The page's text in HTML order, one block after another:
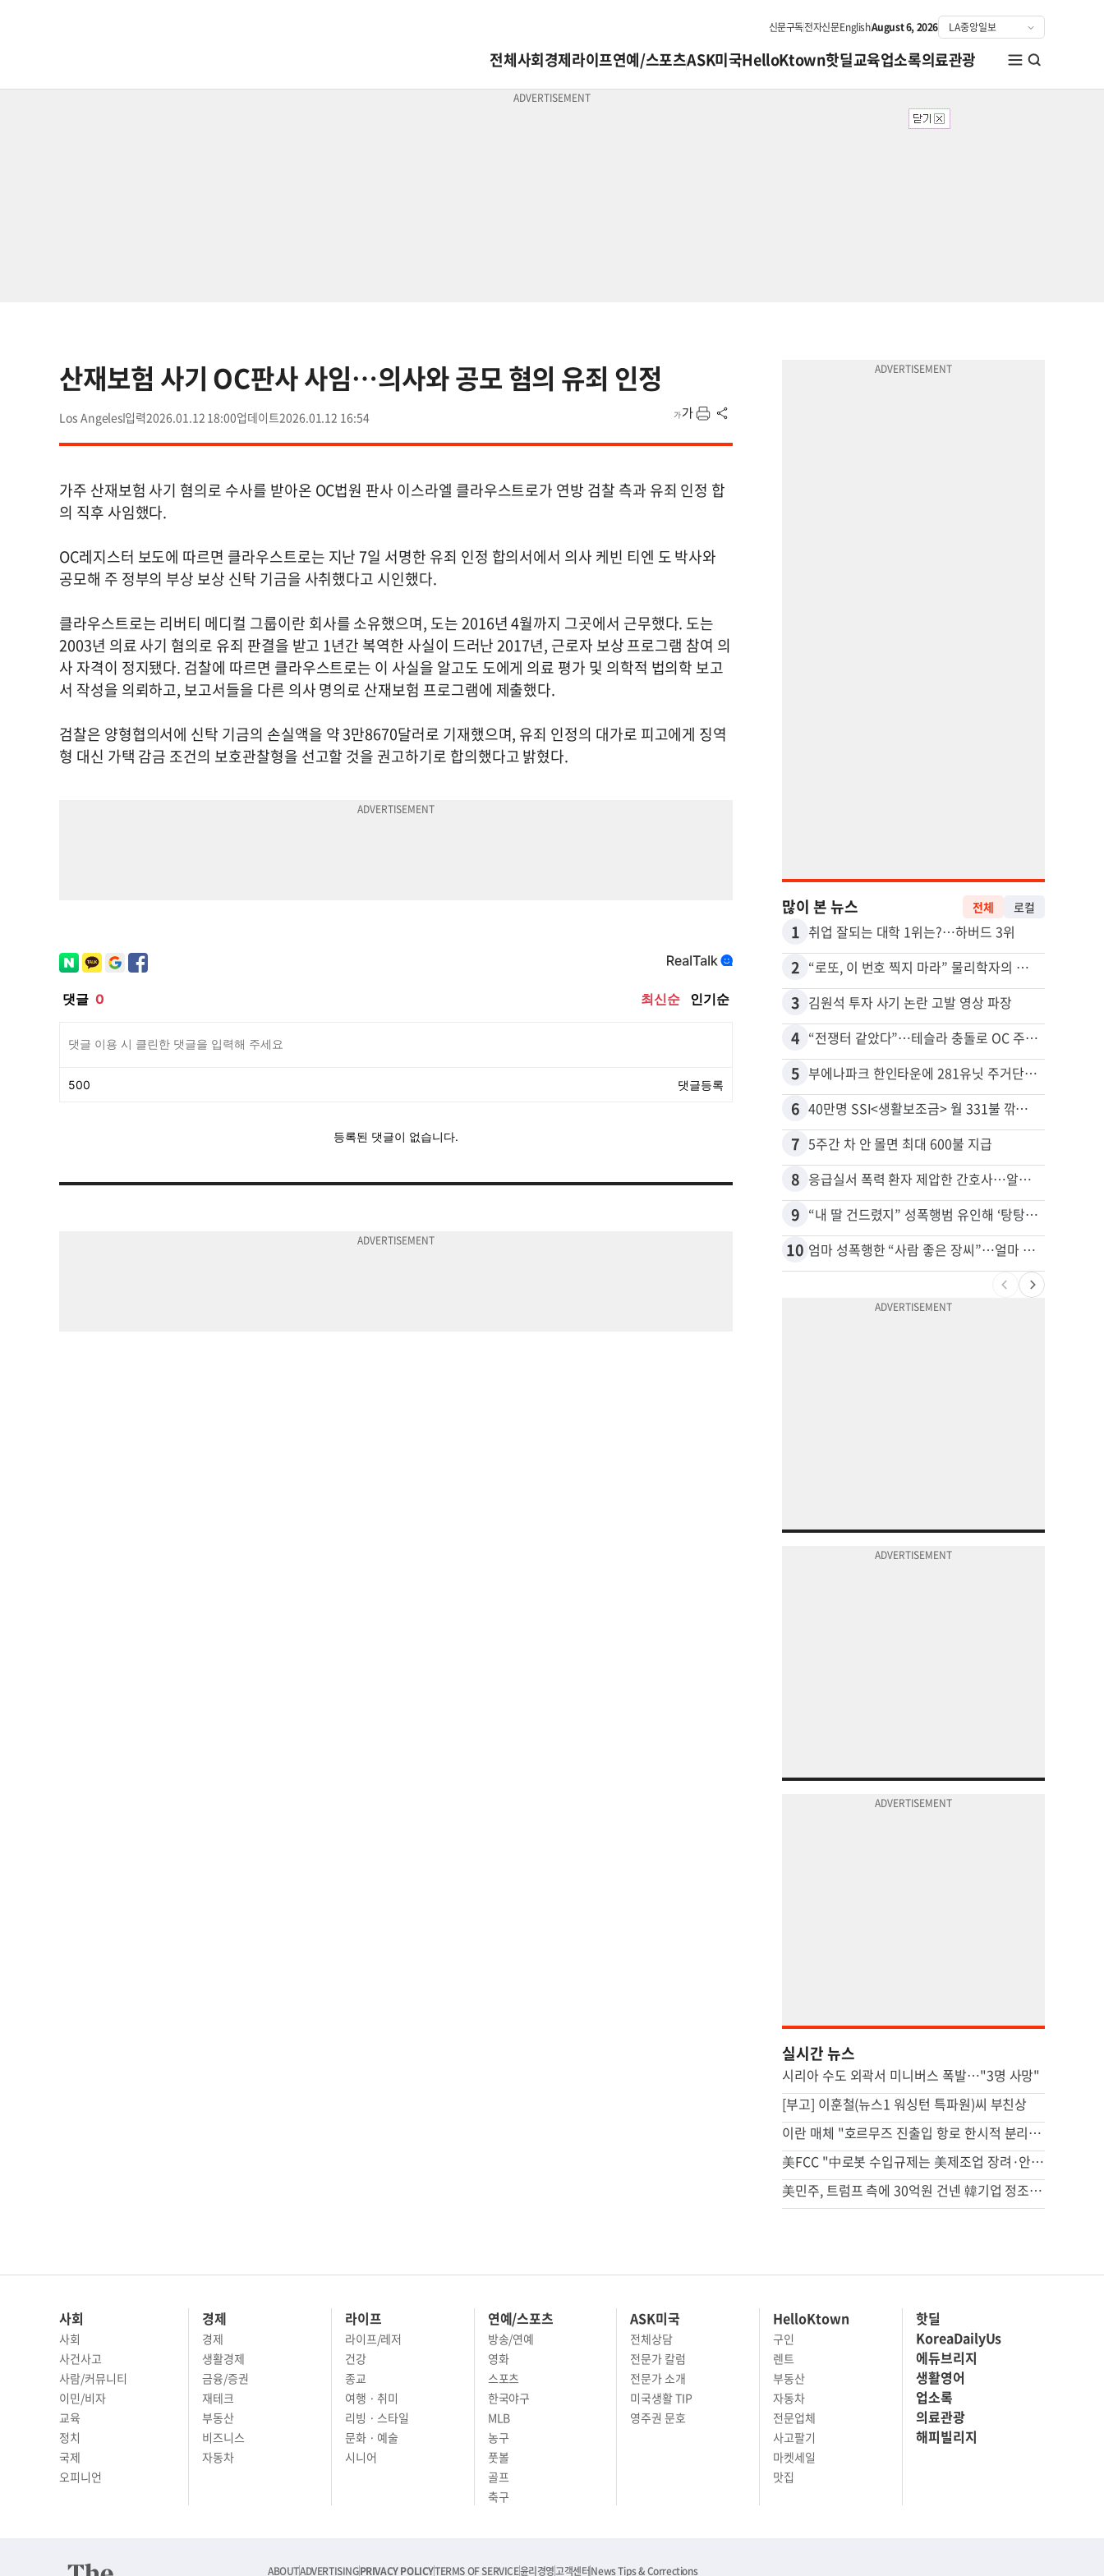
신문구독전자신문EnglishAugust 6, 2026
전체사회경제라이프연예/스포츠ASK미국HelloKtown핫딜교육업소록의료관광
산재보험 사기 OC판사 사임…의사와 공모 혐의 유죄 인정
Los Angeles 2026.01.12 18:00 2026.01.12 16:54
가주 산재보험 사기 혐의로 수사를 받아온 OC법원 판사 이스라엘 클라우스트로가 연방 검찰 측과 유죄 인정 합
의 직후 사임했다.
OC레지스터 보도에 따르면 클라우스트로는 지난 7일 서명한 유죄 인정 합의서에서 의사 케빈 티엔 도 박사와
공모해 주 정부의 부상 보상 신탁 기금을 사취했다고 시인했다.
클라우스트로는 리버티 메디컬 그룹이란 회사를 소유했으며, 도는 2016년 4월까지 그곳에서 근무했다. 도는
2003년 의료 사기 혐의로 유죄 판결을 받고 1년간 복역한 사실이 드러난 2017년, 근로자 보상 프로그램 참여 의
사 자격이 정지됐다. 검찰에 따르면 클라우스트로는 이 사실을 알고도 도에게 의료 평가 및 의학적 법의학 보고
서 작성을 의뢰하고, 보고서들을 다른 의사 명의로 산재보험 프로그램에 제출했다.
검찰은 양형협의서에 신탁 기금의 손실액을 약 3만8670달러로 기재했으며, 유죄 인정의 대가로 피고에게 징역
형 대신 가택 감금 조건의 보호관찰형을 선고할 것을 권고하기로 합의했다고 밝혔다.
많이 본 뉴스 전체 로컬
1 취업 잘되는 대학 1위는?…하버드 3위
2 “로또, 이 번호 찍지 마라” 물리학자의 당첨금 높이는 비밀
3 김원석 투자 사기 논란 고발 영상 파장
4 “전쟁터 같았다”…테슬라 충돌로 OC 주택 4채 파손
5 부에나파크 한인타운에 281유닛 주거단지 들어선다
6 40만명 SSI<생활보조금> 월 331불 깎이나
7 5주간 차 안 몰면 최대 600불 지급
8 응급실서 폭력 환자 제압한 간호사…알고 보니
9 “내 딸 건드렸지” 성폭행범 유인해 ‘탕탕’…아빠의 복수 결말
10 엄마 성폭행한 “사람 좋은 장씨”…얼마 뒤 딸 배도 불러왔다
실시간 뉴스
시리아 수도 외곽서 미니버스 폭발…"3명 사망"
[부고] 이훈철(뉴스1 워싱턴 특파원)씨 부친상
이란 매체 "호르무즈 진출입 항로 한시적 분리…이후엔 중앙항로만"
美FCC "中로봇 수입규제는 美제조업 장려·안보위험 대응 목적"
美민주, 트럼프 측에 30억원 건넨 韓기업 정조준…"잠재적 뇌물"
사회
사회
사건사고
사람/커뮤니티
이민/비자
교육
정치
국제
오피니언
경제
경제
생활경제
금융/증권
재테크
부동산
비즈니스
자동차
라이프
라이프/레저
건강
종교
여행 · 취미
리빙 · 스타일
문화 · 예술
시니어
연예/스포츠
방송/연예
영화
스포츠
한국야구
MLB
농구
풋볼
골프
축구
ASK미국
전체상담
전문가 칼럼
전문가 소개
미국생활 TIP
영주권 문호
HelloKtown
구인
렌트
부동산
자동차
전문업체
사고팔기
마켓세일
맛집
핫딜
KoreaDailyUs
에듀브리지
생활영어
업소록
의료관광
해피빌리지
ABOUTADVERTISINGPRIVACY POLICYTERMS OF SERVICE윤리경영고객센터News Tips & Corrections